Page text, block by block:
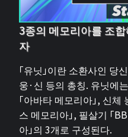
3종의 메모리아를 조
자
「유닛」이란 소환사인
웅·신 등의 총칭. 유닛에
「아바타 메모리아」, 신
스 메모리아」, 필살기 「
아」의 3개로 구성된다.